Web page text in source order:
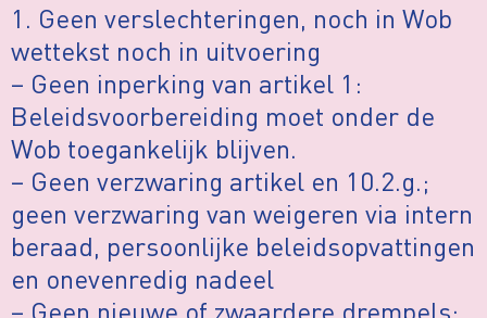
1. Geen verslechteringen, noch in Wob
wettekst noch in uitvoering
– Geen inperking van artikel 1:
Beleidsvoorbereiding moet onder de
Wob toegankelijk blijven.
– Geen verzwaring artikel en 10.2.g.;
geen verzwaring van weigeren via intern
beraad, persoonlijke beleidsopvattingen
en onevenredig nadeel
– Geen nieuwe of zwaardere drempels: